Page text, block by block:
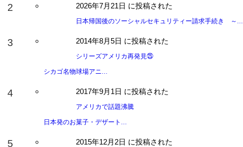
2026年7月21日 に投稿された
日本帰国後のソーシャルセキュリティー請求手続き ～...
2014年8月5日 に投稿された
シリーズアメリカ再発見㉕
シカゴ名物球場アニ...
2017年9月1日 に投稿された
アメリカで話題沸騰
日本発のお菓子・デザート...
2015年12月2日 に投稿された